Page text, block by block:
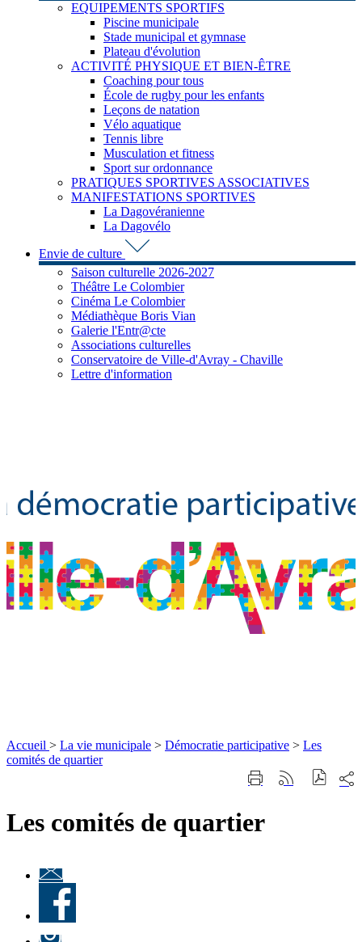
EQUIPEMENTS SPORTIFS
Piscine municipale
Stade municipal et gymnase
Plateau d'évolution
ACTIVITÉ PHYSIQUE ET BIEN-ÊTRE
Coaching pour tous
École de rugby pour les enfants
Leçons de natation
Vélo aquatique
Tennis libre
Musculation et fitness
Sport sur ordonnance
PRATIQUES SPORTIVES ASSOCIATIVES
MANIFESTATIONS SPORTIVES
La Dagovéranienne
La Dagovélo
Envie de culture
Saison culturelle 2026-2027
Théâtre Le Colombier
Cinéma Le Colombier
Médiathèque Boris Vian
Galerie l'Entr@cte
Associations culturelles
Conservatoire de Ville-d'Avray - Chaville
Lettre d'information
Accueil > La vie municipale > Démocratie participative > Les
comités de quartier
ImprimerGénérer
sur
Les comités de quartier
d'information
« Culture à
Ville-
d'Avray
»
Facebook